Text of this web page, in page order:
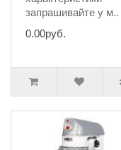
запрашивайте у м..
0.00руб.